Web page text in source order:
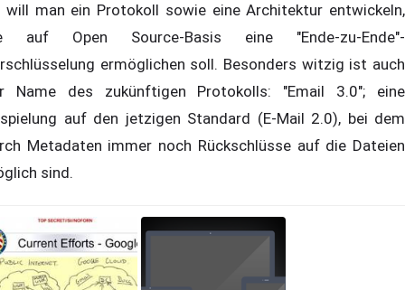
will man ein Protokoll sowie eine Architektur entwickeln,
auf Open Source-Basis eine "Ende-zu-Ende"-
ermöglichen soll. Besonders witzig ist auch
Name des zukünftigen Protokolls: "Email 3.0"; eine
auf den jetzigen Standard (E-Mail 2.0), bei dem
Metadaten immer noch Rückschlüsse auf die Dateien
sind.